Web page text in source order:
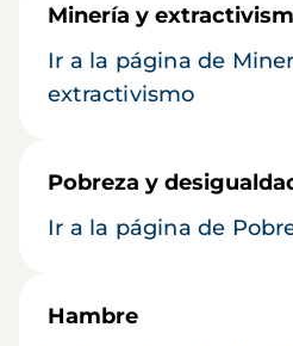
Minería y
Ir a la página de
extractivismo
Pobreza y
Ir a la página de
Hambre